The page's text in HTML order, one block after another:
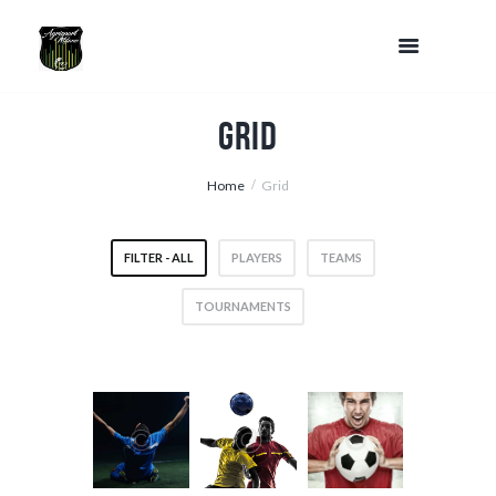
Grid
Home Grid
FILTER - ALL PLAYERS TEAMS
TOURNAMENTS